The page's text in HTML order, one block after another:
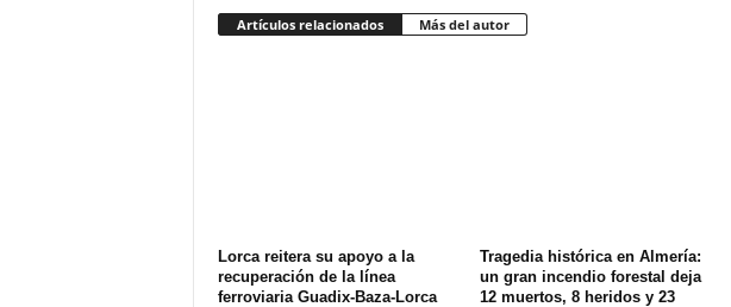
Artículos relacionados Más del autor
Lorca reitera su apoyo a la
recuperación de la línea
ferroviaria Guadix-Baza-Lorca
Tragedia histórica en Almería:
un gran incendio forestal deja
12 muertos, 8 heridos y 23